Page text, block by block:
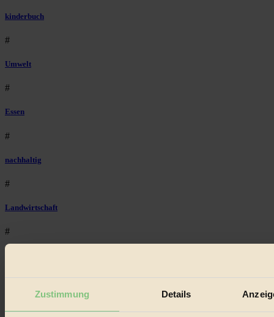
Zustimmung Details
kinderbuch
#
Umwelt
#
Essen
#
nachhaltig
#
Landwirtschaft
#
#